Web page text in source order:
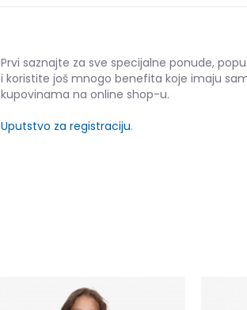
Prvi saznajte za sve specijalne ponude,
i koristite još mnogo benefita koje imaju
kupovinama na online shop-u.
Uputstvo za registraciju.